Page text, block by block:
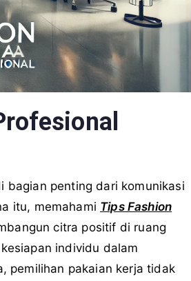
bagian penting dari komunikasi
itu, memahami Tips Fashion
citra positif di ruang
individu dalam
pemilihan pakaian kerja tidak